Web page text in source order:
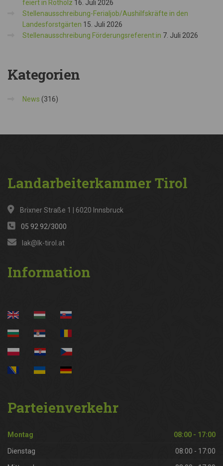
feiert in Rotholz 16. Juli 2026
Stellenausschreibung-Ferialjob/Aushilfskräfte in den
Landesforstgärten 15. Juli 2026
Stellenausschreibung Förderungsreferent:in 7. Juli 2026
Kategorien
News (316)
LandarbeiterkammerTirol
Brixner Straße 1 | 6020 Innsbruck
05 92 92/3000
lak@lk-tirol.at
Information
Parteienverkehr
Montag 08:00 - 17:00
Dienstag 08:00 - 17:00